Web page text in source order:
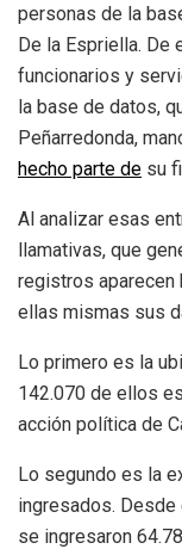
personas de la
De la Espriella. De
funcionarios y
la base de datos,
Peñarredonda,
hecho parte de su
Al analizar esas
llamativas, que
registros aparecen
ellas mismas sus
Lo primero es la
142.070 de ellos
acción política de
Lo segundo es la
ingresados.
se ingresaron